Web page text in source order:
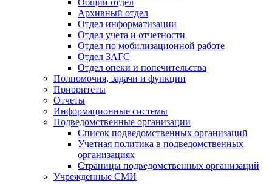
Общий отдел
Архивный отдел
Отдел информатизации
Отдел учета и отчетности
Отдел по мобилизационной работе
Отдел ЗАГС
Отдел опеки и попечительства
Полномочия, задачи и функции
Приоритеты
Отчеты
Информационные системы
Подведомственные организации
Список подведомственных организаций
Учетная политика в подведомственных
организациях
Страницы подведомственных организаций
Учрежденные СМИ